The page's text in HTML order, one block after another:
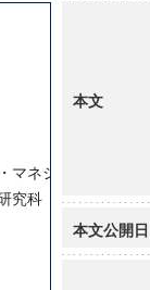
マネジメント研究科
究科
本文
本文公開日